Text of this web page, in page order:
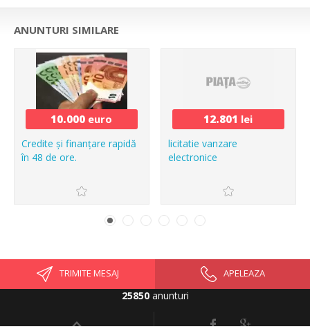
ANUNTURI SIMILARE
10.000 euro
Credite și finanțare rapidă
în 48 de ore.
12.801 lei
licitatie vanzare
electronice
TRIMITE MESAJ APELEAZA
25850anunturi